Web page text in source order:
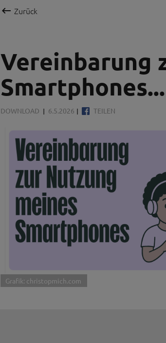
 Zurück
Vereinbarung
Smartphones...
DOWNLOAD 6.5.2026 TEILEN
Grafik: christopmich.com